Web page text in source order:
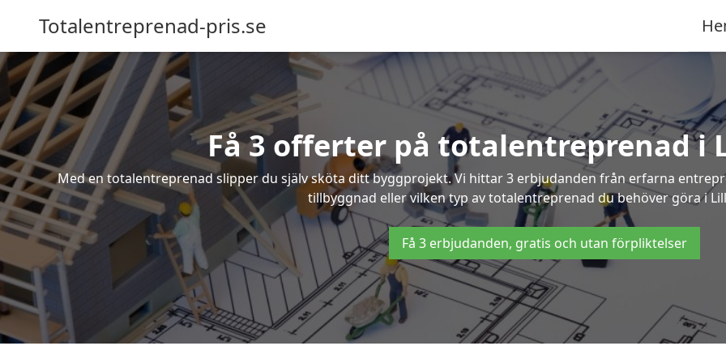
Totalentreprenad-pris.se
Få 3 offerter på totalentreprenad i
Med en totalentreprenad slipper du själv sköta ditt byggprojekt. Vi hittar 3 erbjudanden från erfarna
tillbyggnad eller vilken typ av totalentreprenad du behöver göra i
Få 3 erbjudanden, gratis och utan förpliktelser